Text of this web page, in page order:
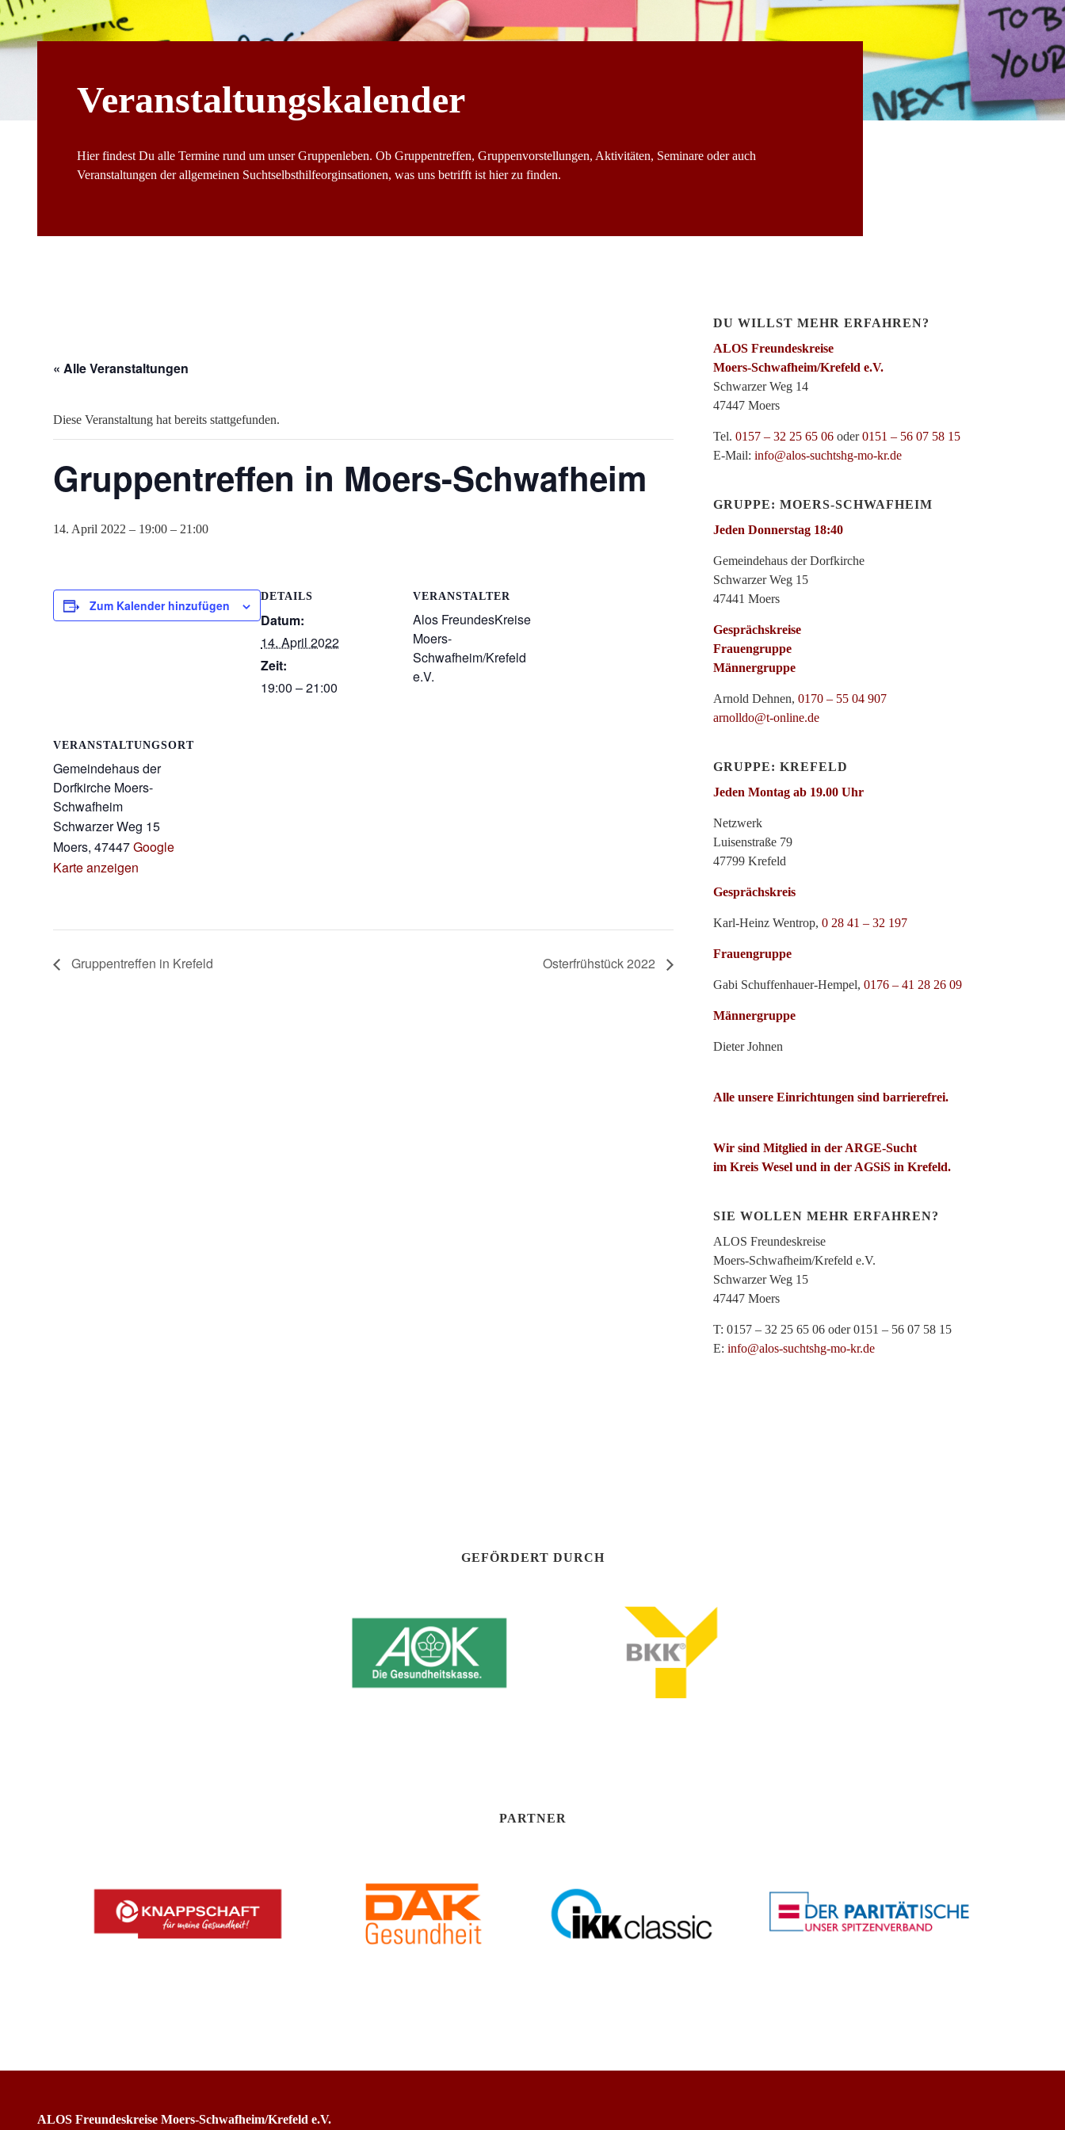
Veranstaltungskalender
Hier findest Du alle Termine rund um unser Gruppenleben. Ob Gruppentreffen, Gruppenvorstellungen, Aktivitäten, Seminare oder auch
Veranstaltungen der allgemeinen Suchtselbsthilfeorginsationen, was uns betrifft ist hier zu finden.
« Alle Veranstaltungen
Diese Veranstaltung hat bereits stattgefunden.
Gruppentreffen in Moers-Schwafheim
14. April 2022 – 19:00 – 21:00
Zum Kalender hinzufügen
DETAILS
Datum:
14. April 2022
Zeit:
19:00 – 21:00
VERANSTALTER
Alos FreundesKreise
Moers-
Schwafheim/Krefeld
e.V.
VERANSTALTUNGSORT
Gemeindehaus der
Dorfkirche Moers-
Schwafheim
Schwarzer Weg 15
Moers, 47447Google
Karte anzeigen
Gruppentreffen in Krefeld Osterfrühstück 2022
DU WILLST MEHR ERFAHREN?
ALOS Freundeskreise
Moers-Schwafheim/Krefeld e.V.
Schwarzer Weg 14
47447 Moers
Tel.0157 – 32 25 65 06 oder0151 – 56 07 58 15
E-Mail:info@alos-suchtshg-mo-kr.de
GRUPPE: MOERS-SCHWAFHEIM
Jeden Donnerstag 18:40
Gemeindehaus der Dorfkirche
Schwarzer Weg 15
47441 Moers
Gesprächskreise
Frauengruppe
Männergruppe
Arnold Dehnen,0170 – 55 04 907
arnolldo@t-online.de
GRUPPE: KREFELD
Jeden Montag ab 19.00 Uhr
Netzwerk
Luisenstraße 79
47799 Krefeld
Gesprächskreis
Karl-Heinz Wentrop,0 28 41 – 32 197
Frauengruppe
Gabi Schuffenhauer-Hempel,0176 – 41 28 26 09
Männergruppe
Dieter Johnen
Alle unsere Einrichtungen sind barrierefrei.
Wir sind Mitglied in der ARGE-Sucht
im Kreis Wesel und in der AGSiS in Krefeld.
SIE WOLLEN MEHR ERFAHREN?
ALOS Freundeskreise
Moers-Schwafheim/Krefeld e.V.
Schwarzer Weg 15
47447 Moers
T: 0157 – 32 25 65 06 oder 0151 – 56 07 58 15
E:info@alos-suchtshg-mo-kr.de
GEFÖRDERT DURCH
PARTNER
ALOS Freundeskreise Moers-Schwafheim/Krefeld e.V.